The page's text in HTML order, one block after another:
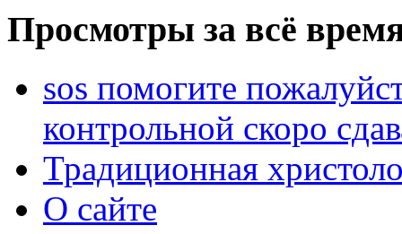
Просмотры за всё
sos помогите
контрольной скоро
Традиционная
О сайте